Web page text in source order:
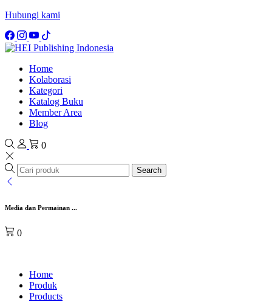
Hubungi kami
Home
Kolaborasi
Kategori
Katalog Buku
Member Area
Blog
0
Search
Media dan Permainan ...
0
Home
Produk
Products